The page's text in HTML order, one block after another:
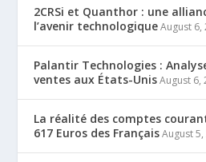
2CRSi et Quanthor : une
l’avenir technologique August 6,
Palantir Technologies :
ventes aux États-Unis August 6,
La réalité des comptes
617 Euros des Français August